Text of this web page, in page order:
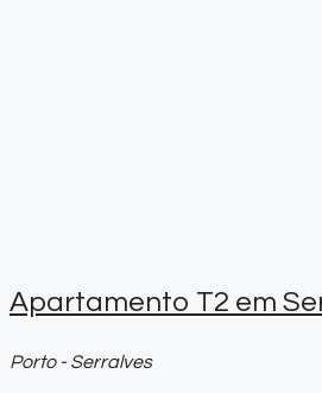
Apartamento T2 em
Porto - Serralves